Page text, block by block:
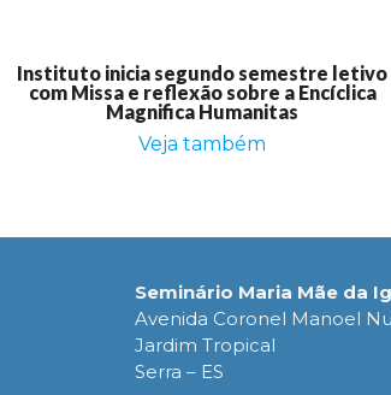
Instituto inicia segundo semestre letivo
com Missa e reflexão sobre a Encíclica
Magnifica Humanitas
Veja também
Seminário Maria Mãe da
Avenida Coronel Manoel
Jardim Tropical
Serra – ES